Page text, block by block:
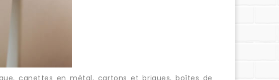
canettes en métal, cartons et briques, boîtes de